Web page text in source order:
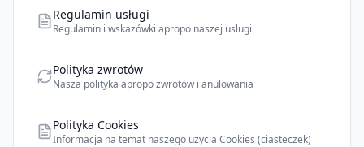
Regulamin usługi
Regulamin i wskazówki apropo naszej usługi
Polityka zwrotów
Nasza polityka apropo zwrotów i anulowania
Polityka Cookies
Informacja na temat naszego użycia Cookies (ciasteczek)